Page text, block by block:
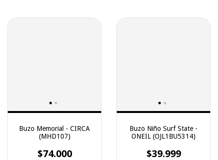
Buzo Memorial - CIRCA
(MHD107)
$74.000
Buzo Niño Surf State -
ONEIL (OJL1BU5314)
$39.999